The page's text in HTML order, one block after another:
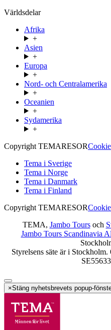
Världsdelar
Afrika
+
Asien
+
Europa
+
Nord- och Centralamerika
+
Oceanien
+
Sydamerika
+
Copyright TEMARESOR
Tema i Sverige
Tema i Norge
Tema i Danmark
Tema i Finland
Copyright TEMARESOR
TEMA, Jambo Toursoch
Jambo Tours Scandinavia
Styrelsens säte är i
×Stäng nyhetsbrevets popup-